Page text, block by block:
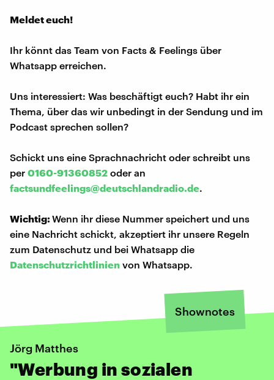
Meldet euch!
Ihr könnt das Team von Facts & Feelings über
Whatsapp erreichen.
Uns interessiert: Was beschäftigt euch? Habt ihr ein
Thema, über das wir unbedingt in der Sendung und im
Podcast sprechen sollen?
Schickt uns eine Sprachnachricht oder schreibt uns
per 0160-91360852 oder an
factsundfeelings@deutschlandradio.de.
Wichtig:Wenn ihr diese Nummer speichert und uns
eine Nachricht schickt, akzeptiert ihr unsere Regeln
zum Datenschutz und bei Whatsapp die
Datenschutzrichtlinien von Whatsapp.
Shownotes
Jörg Matthes
"Werbung in sozialen